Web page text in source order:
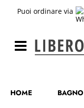
Puoi ordinare via
HOME BAGNO